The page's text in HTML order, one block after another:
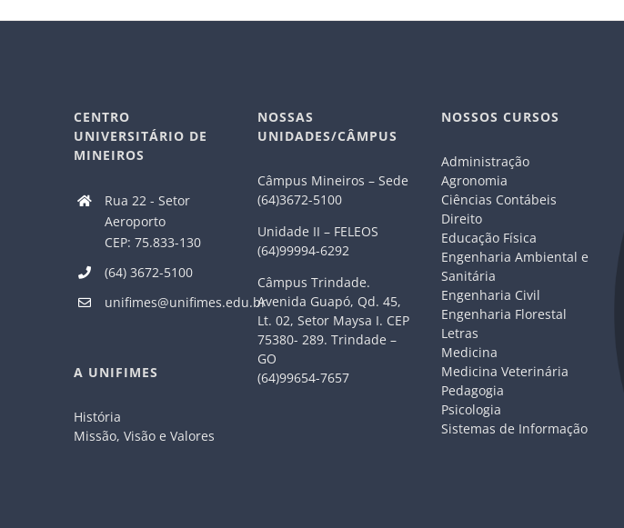
CENTRO
UNIVERSITÁRIO DE
MINEIROS
Rua 22 - Setor
Aeroporto
CEP: 75.833-130
(64) 3672-5100
unifimes@unifimes.edu.br
A UNIFIMES
História
Missão, Visão e Valores
NOSSAS
UNIDADES/CÂMPUS
Câmpus Mineiros – Sede
(64)3672-5100
Unidade II – FELEOS
(64)99994-6292
Câmpus Trindade.
Avenida Guapó, Qd. 45,
Lt. 02, Setor Maysa I. CEP
75380- 289. Trindade –
GO
(64)99654-7657
NOSSOS CURSOS
Administração
Agronomia
Ciências Contábeis
Direito
Educação Física
Engenharia Ambiental e
Sanitária
Engenharia Civil
Engenharia Florestal
Letras
Medicina
Medicina Veterinária
Pedagogia
Psicologia
Sistemas de Informação